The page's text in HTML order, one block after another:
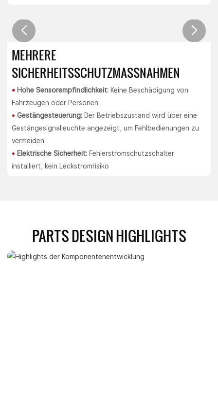
MEHRERE
SICHERHEITSSCHUTZMASSNAHMEN
• Hohe Sensorempfindlichkeit:Keine Beschädigung von
Fahrzeugen oder Personen.
• Gestängesteuerung:Der Betriebszustand wird über eine
Gestängesignalleuchte angezeigt, um Fehlbedienungen zu
vermeiden.
• Elektrische Sicherheit:Fehlerstromschutzschalter
installiert, kein Leckstromrisiko
PARTS DESIGN HIGHLIGHTS